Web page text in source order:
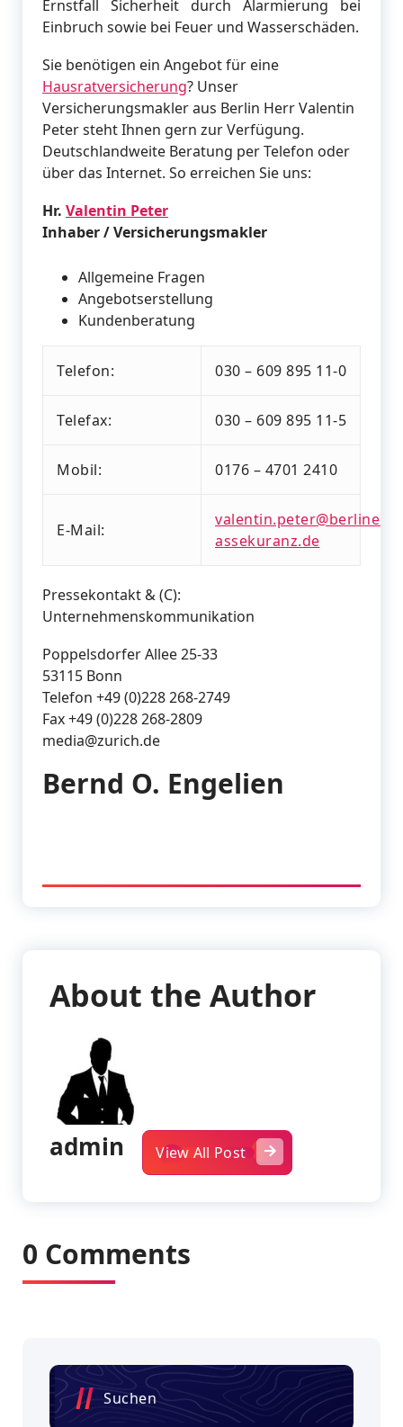
Ernstfall Sicherheit durch Alarmierung bei
Einbruch sowie bei Feuer und Wasserschäden.
Sie benötigen ein Angebot für eine
Hausratversicherung? Unser
Versicherungsmakler aus Berlin Herr Valentin
Peter steht Ihnen gern zur Verfügung.
Deutschlandweite Beratung per Telefon oder
über das Internet. So erreichen Sie uns:
Hr. Valentin Peter
Inhaber / Versicherungsmakler
Allgemeine Fragen
Angebotserstellung
Kundenberatung
Telefon: 030 – 609 895 11-0
Telefax: 030 – 609 895 11-5
Mobil: 0176 – 4701 2410
E-Mail:
valentin.peter@berliner-
assekuranz.de
Pressekontakt & (C):
Unternehmenskommunikation
Poppelsdorfer Allee 25-33
53115 Bonn
Telefon +49 (0)228 268-2749
Fax +49 (0)228 268-2809
media@zurich.de
Bernd O. Engelien
About the Author
admin View All Post
0 Comments
Suchen